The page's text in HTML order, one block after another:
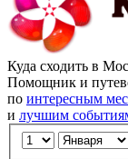
Куда сходить в
Помощник и
по интересным
и лучшим